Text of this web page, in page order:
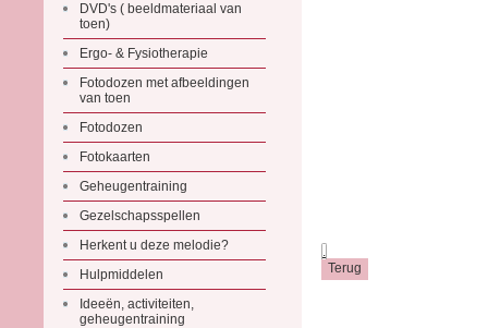
DVD's ( beeldmateriaal van
toen)
Ergo- & Fysiotherapie
Fotodozen met afbeeldingen
van toen
Fotodozen
Fotokaarten
Geheugentraining
Gezelschapsspellen
Herkent u deze melodie?
Hulpmiddelen
Ideeën, activiteiten,
geheugentraining
.